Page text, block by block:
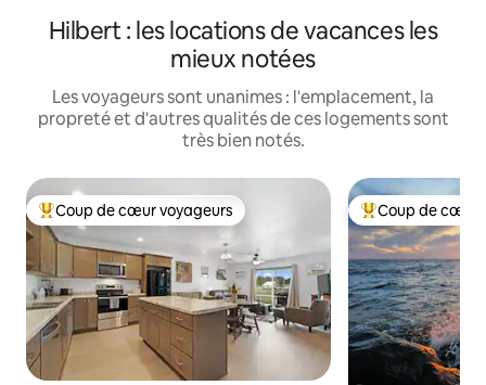
Hilbert : les locations de vacances les
mieux notées
Les voyageurs sont unanimes : l'emplacement, la
propreté et d'autres qualités de ces logements sont
très bien notés.
Coup de cœur voyageurs parmi les plus aimés
Coup de cœur voyageurs Coup de cœur
Coup de cœur